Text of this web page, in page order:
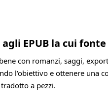
EPUB la cui
con romanzi, saggi,
l'obiettivo e ottenere una
a pezzi.